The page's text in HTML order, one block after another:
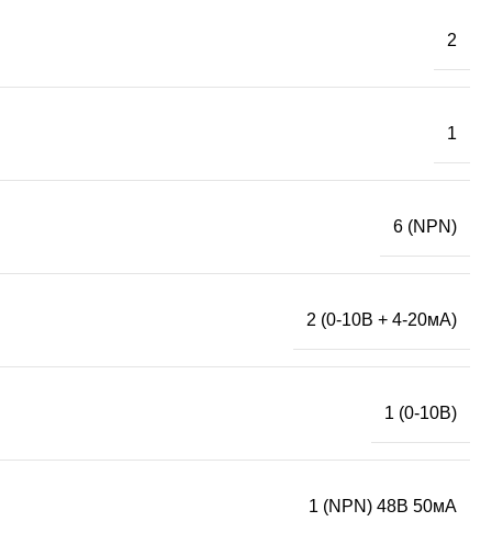
2
1
6 (NPN)
2 (0-10В + 4-20мА)
1 (0-10В)
1 (NPN) 48В 50мА